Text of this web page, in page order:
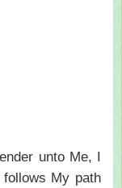
unto Me, I
My path